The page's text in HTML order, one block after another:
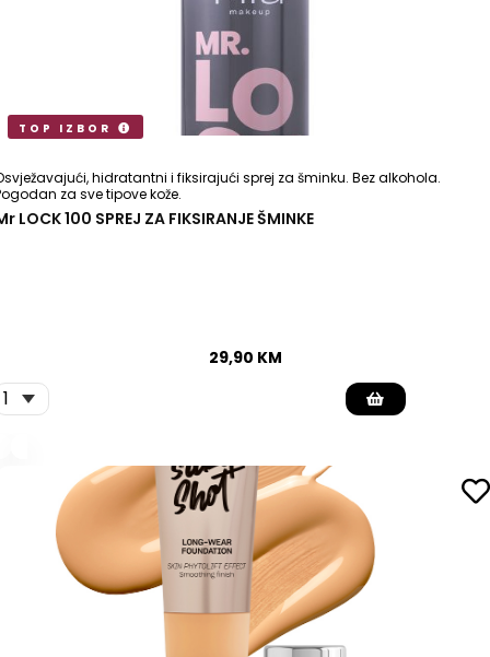
TOP IZBOR
hidratantni i fiksirajući sprej za šminku. Bez alkohola.
za sve tipove kože.
LOCK 100 SPREJ ZA FIKSIRANJE ŠMINKE
29,90 KM